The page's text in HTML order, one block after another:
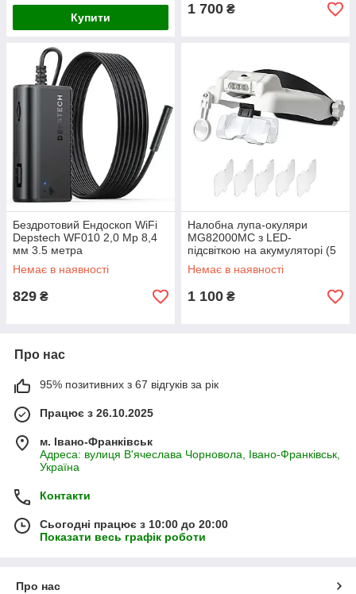
Купити
1 700 ₴
Бездротовий Ендоскоп WiFi
Depstech WF010 2,0 Мр 8,4
мм 3.5 метра
Немає в наявності
829 ₴
Налобна лупа-окуляри
MG82000MC з LED-
підсвіткою на акумуляторі (5
змінних лінз + додаткова 8х)
Немає в наявності
1 100 ₴
Про нас
95% позитивних з 67 відгуків за рік
Працює з 26.10.2025
м. Івано-Франківськ
Адреса: вулиця В'ячеслава Чорновола, Івано-Франківськ,
Україна
Контакти
Сьогодні працює з 10:00 до 20:00
Показати весь графік роботи
Про нас